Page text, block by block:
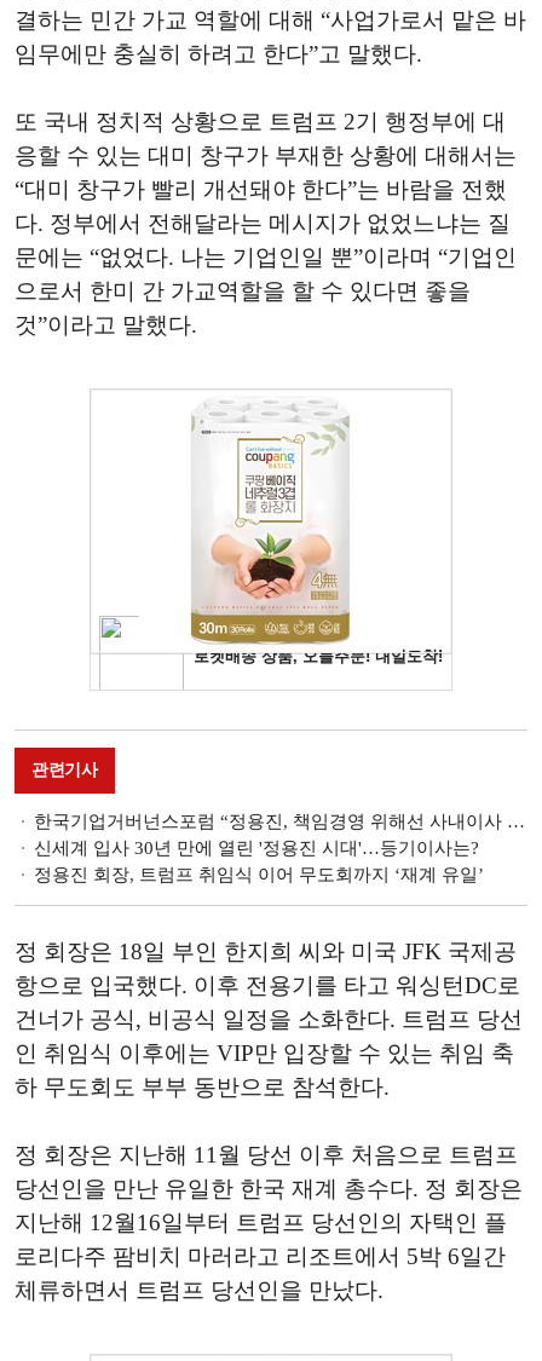
결하는 민간 가교 역할에 대해 “사업가로서 맡은 바
임무에만 충실히 하려고 한다”고 말했다.
또 국내 정치적 상황으로 트럼프 2기 행정부에 대
응할 수 있는 대미 창구가 부재한 상황에 대해서는
“대미 창구가 빨리 개선돼야 한다”는 바람을 전했
다. 정부에서 전해달라는 메시지가 없었느냐는 질
문에는 “없었다. 나는 기업인일 뿐”이라며 “기업인
으로서 한미 간 가교역할을 할 수 있다면 좋을
것”이라고 말했다.
관련기사
한국기업거버넌스포럼 “정용진, 책임경영 위해선 사내이사 취임해야”
신세계 입사 30년 만에 열린 '정용진 시대'…등기이사는?
정용진 회장, 트럼프 취임식 이어 무도회까지 ‘재계 유일’
정 회장은 18일 부인 한지희 씨와 미국 JFK 국제공
항으로 입국했다. 이후 전용기를 타고 워싱턴DC로
건너가 공식, 비공식 일정을 소화한다. 트럼프 당선
인 취임식 이후에는 VIP만 입장할 수 있는 취임 축
하 무도회도 부부 동반으로 참석한다.
정 회장은 지난해 11월 당선 이후 처음으로 트럼프
당선인을 만난 유일한 한국 재계 총수다. 정 회장은
지난해 12월16일부터 트럼프 당선인의 자택인 플
로리다주 팜비치 마러라고 리조트에서 5박 6일간
체류하면서 트럼프 당선인을 만났다.